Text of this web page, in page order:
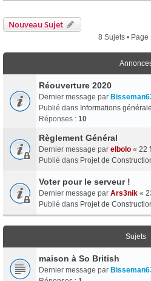
Nouveau Sujet
8 Sujets • Page
Réouverture 2020
Dernier message par
Publié dans Informations
Réponses : 10
Règlement Général
Dernier message par elbolo « 22
Publié dans Projet de
Voter pour le serveur !
Dernier message par Ars3nik «
Publié dans Projet de
Sujets
maison à So British
Dernier message par